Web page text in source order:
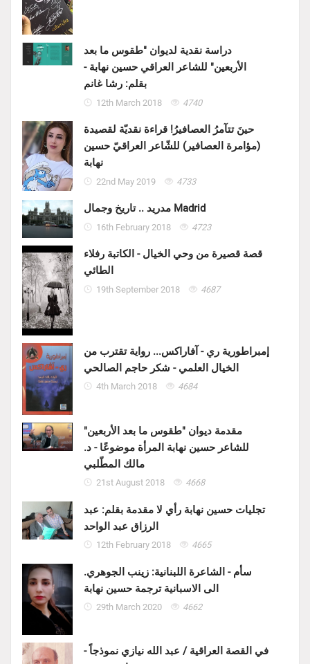
دراسة نقدية لديوان "طقوس ما بعد
الأربعين" للشاعر العراقي حسين نهابة -
بقلم: رشا غانم
12th March 2018 4740
حينَ تتآمرُ العصافيرُ! قراءة نقديّة لقصيدة
(مؤامرة العصافير) للشّاعر العراقيّ حسين
نهابة
22nd May 2019 4733
مدريد .. تاريخ وجمال Madrid
16th February 2018 4723
قصة قصيرة من وحي الخيال - الكاتبة رفلاء
الطائي
19th September 2018 4687
إمبراطورية ري - آفاراكس... رواية تقترب من
الخيال العلمي - شكر حاجم الصالحي
4th March 2018 4684
مقدمة ديوان "طقوس ما بعد الأربعين"
للشاعر حسين نهابة المرأة موضوعًا - د.
مالك المطّلبي
21st August 2018 4668
تجليات حسين نهابة رأي لا مقدمة بقلم: عبد
الرزاق عبد الواحد
12th February 2018 4665
سأم - الشاعرة اللبنانية: زينب الجوهري.
الى الاسبانية ترجمة حسين نهابة
29th March 2020 4662
في القصة العراقية / عبد الله نيازي نموذجاً -